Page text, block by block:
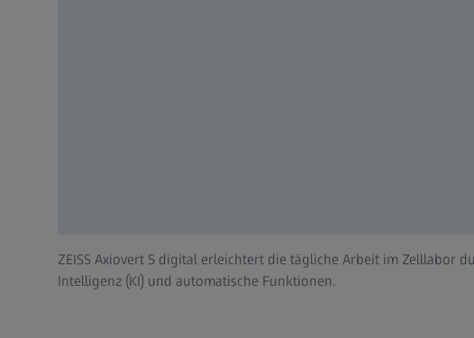
ZEISS Axiovert 5 digital erleichtert die tägliche Arbeit im Zelllabor
Intelligenz (KI) und automatische Funktionen.